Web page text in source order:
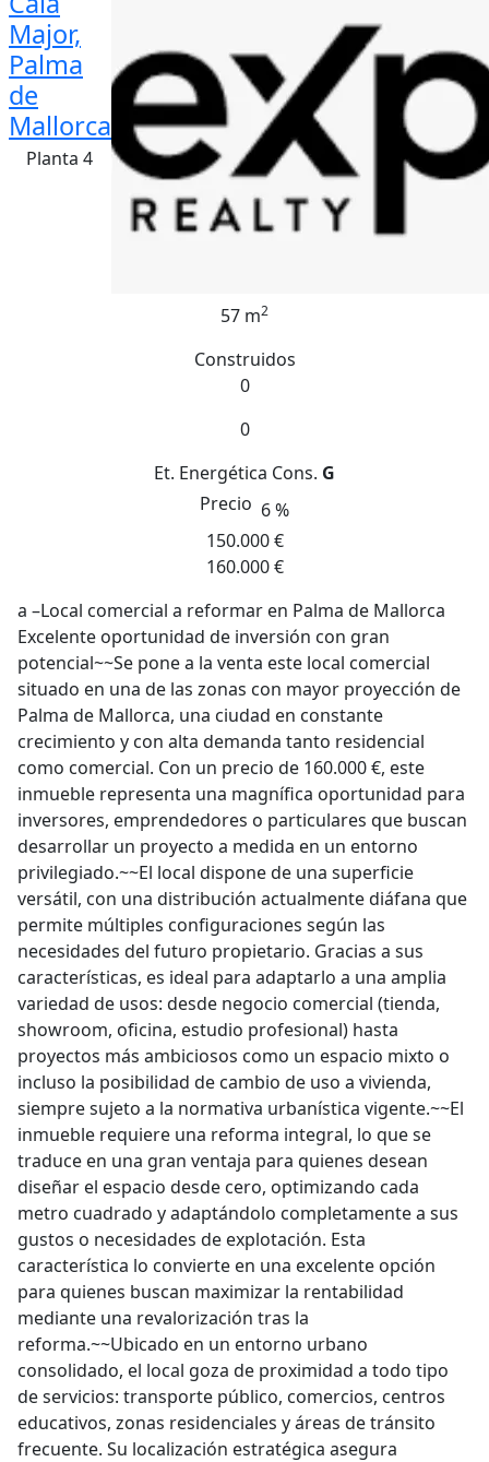
Major,
Palma
de
Mallorca
Planta 4
57 m2
Construidos
0
0
Et. Energética Cons. G
Precio 6 %
150.000 €
160.000 €
a –Local comercial a reformar en Palma de Mallorca
Excelente oportunidad de inversión con gran
potencial~~Se pone a la venta este local comercial
situado en una de las zonas con mayor proyección de
Palma de Mallorca, una ciudad en constante
crecimiento y con alta demanda tanto residencial
como comercial. Con un precio de 160.000 €, este
inmueble representa una magnífica oportunidad para
inversores, emprendedores o particulares que buscan
desarrollar un proyecto a medida en un entorno
privilegiado.~~El local dispone de una superficie
versátil, con una distribución actualmente diáfana que
permite múltiples configuraciones según las
necesidades del futuro propietario. Gracias a sus
características, es ideal para adaptarlo a una amplia
variedad de usos: desde negocio comercial (tienda,
showroom, oficina, estudio profesional) hasta
proyectos más ambiciosos como un espacio mixto o
incluso la posibilidad de cambio de uso a vivienda,
siempre sujeto a la normativa urbanística vigente.~~El
inmueble requiere una reforma integral, lo que se
traduce en una gran ventaja para quienes desean
diseñar el espacio desde cero, optimizando cada
metro cuadrado y adaptándolo completamente a sus
gustos o necesidades de explotación. Esta
característica lo convierte en una excelente opción
para quienes buscan maximizar la rentabilidad
mediante una revalorización tras la
reforma.~~Ubicado en un entorno urbano
consolidado, el local goza de proximidad a todo tipo
de servicios: transporte público, comercios, centros
educativos, zonas residenciales y áreas de tránsito
frecuente. Su localización estratégica asegura